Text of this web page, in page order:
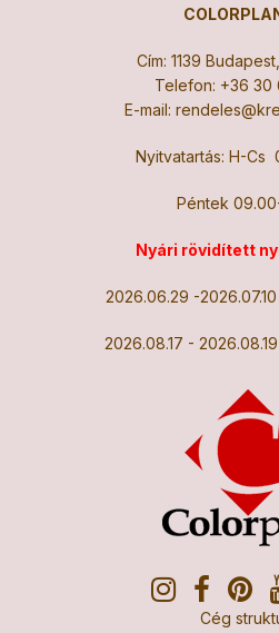
Cím: 1139
Telefon: +36 30
E-mail:
Nyitvatartás: H-Cs
Péntek
Nyári rövidített
2026.06.29 -
2026.08.17 -
Cég